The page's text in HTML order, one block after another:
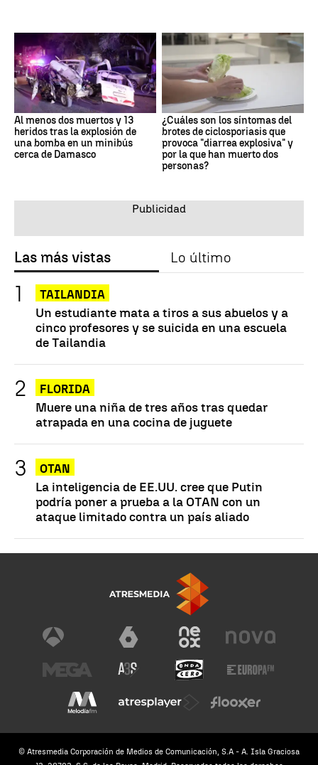
Al menos dos muertos y 13
heridos tras la explosión de
una bomba en un minibús
cerca de Damasco
¿Cuáles son los síntomas del
brotes de ciclosporiasis que
provoca "diarrea explosiva" y
por la que han muerto dos
personas?
Las más vistas Lo último
TAILANDIA
Un estudiante mata a tiros a sus abuelos y a
cinco profesores y se suicida en una escuela
de Tailandia
FLORIDA
Muere una niña de tres años tras quedar
atrapada en una cocina de juguete
OTAN
La inteligencia de EE.UU. cree que Putin
podría poner a prueba a la OTAN con un
ataque limitado contra un país aliado
© Atresmedia Corporación de Medios de Comunicación, S.A - A. Isla Graciosa